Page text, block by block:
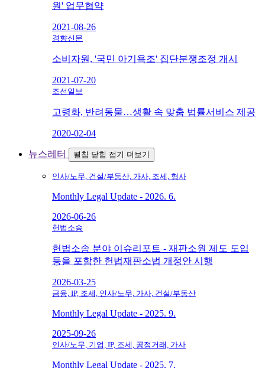
원' 업무협약
2021-08-26
경향신문
소비자원, '국민 아기욕조' 집단분쟁조정 개시
2021-07-20
조선일보
고령화, 반려동물…생활 속 맞춤 법률서비스 제공
2020-02-04
뉴스레터 펼침 닫힘 접기 더보기
인사/노무, 건설/부동산, 가사, 조세, 형사
Monthly Legal Update - 2026. 6.
2026-06-26
헌법소송
헌법소송 분야 이슈리포트 - 재판소원 제도 도입
등을 포함한 헌법재판소법 개정안 시행
2026-03-25
금융, IP, 조세, 인사/노무, 가사, 건설/부동산
Monthly Legal Update - 2025. 9.
2025-09-26
인사/노무, 기업, IP, 조세, 공정거래, 가사
Monthly Legal Update - 2025. 7.